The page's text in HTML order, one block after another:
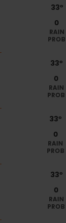
33º
0
RAIN
PROB
33º
0
RAIN
PROB
33º
0
RAIN
PROB
33º
0
RAIN
PROB